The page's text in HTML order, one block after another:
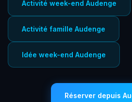
Activité week-end Audenge
Activité famille Audenge
Idée week-end Audenge
Réserver depuis